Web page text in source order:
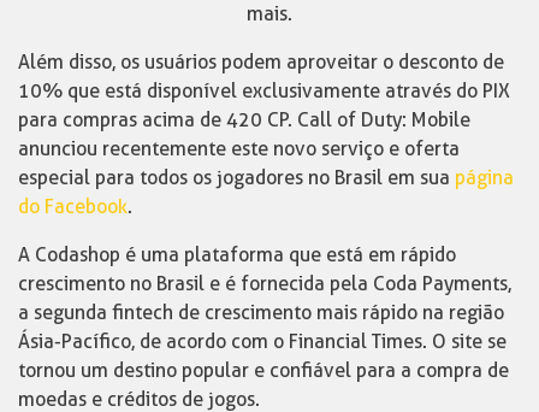
mais.
Além disso, os usuários podem aproveitar o desconto de
10% que está disponível exclusivamente através do PIX
para compras acima de 420 CP. Call of Duty: Mobile
anunciou recentemente este novo serviço e oferta
especial para todos os jogadores no Brasil em sua página
do Facebook.
A Codashop é uma plataforma que está em rápido
crescimento no Brasil e é fornecida pela Coda Payments,
a segunda fintech de crescimento mais rápido na região
Ásia-Pacífico, de acordo com o Financial Times. O site se
tornou um destino popular e confiável para a compra de
moedas e créditos de jogos.